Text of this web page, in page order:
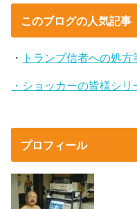
このブログの人気記事
・ トランプ信者への処
・ショッカーの皆様シリ
プロフィール